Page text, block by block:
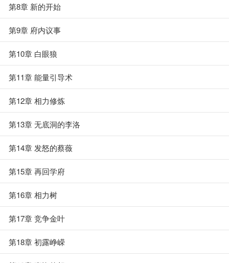
第8章 新的开始
第9章 府内议事
第10章 白眼狼
第11章 能量引导术
第12章 相力修炼
第13章 无底洞的李洛
第14章 发怒的蔡薇
第15章 再回学府
第16章 相力树
第17章 竞争金叶
第18章 初露峥嵘